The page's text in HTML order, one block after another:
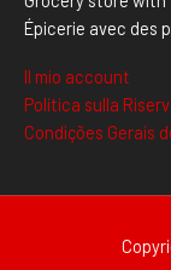
Épicerie avec des
Il mio account
Politica sulla
Condições Gerais